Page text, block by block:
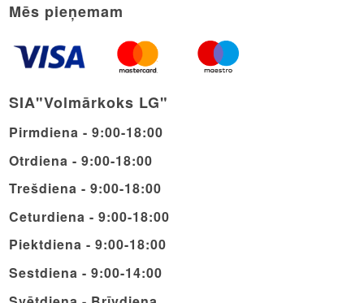
Mēs pieņemam
SIA"Volmārkoks LG"
Pirmdiena - 9:00-18:00
Otrdiena - 9:00-18:00
Trešdiena - 9:00-18:00
Ceturdiena - 9:00-18:00
Piektdiena - 9:00-18:00
Sestdiena - 9:00-14:00